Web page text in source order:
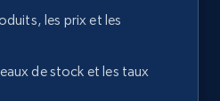
les prix et les
de stock et les taux